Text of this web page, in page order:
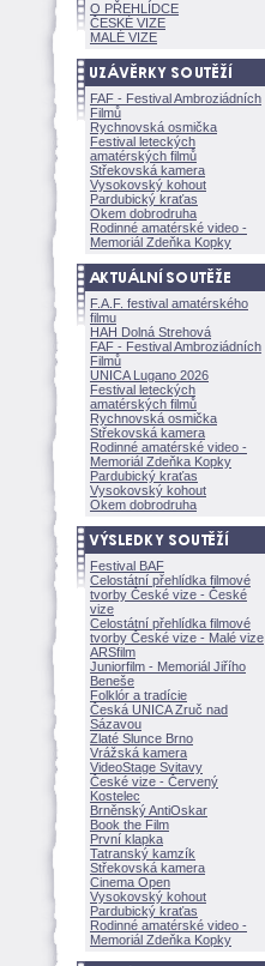
O PŘEHLÍDCE
ČESKÉ VIZE
MALÉ VIZE
FAF - Festival Ambroziádních
Filmů
Rychnovská osmička
Festival leteckých
amatérských filmů
Střekovská kamera
Vysokovský kohout
Pardubický kraťas
Okem dobrodruha
Rodinné amatérské video -
Memoriál Zdeňka Kopky
F.A.F. festival amatérského
filmu
HAH Dolná Strehov
FAF - Festival Ambroziádních
Filmů
UNICA Lugano 2026
Festival leteckých
amatérských filmů
Rychnovská osmička
Střekovská kamera
Rodinné amatérské video -
Memoriál Zdeňka Kopky
Pardubický kraťas
Vysokovský kohout
Okem dobrodruha
Festival BAF
Celostátní přehlídka filmové
tvorby České vize - České
vize
Celostátní přehlídka filmové
tvorby České vize - Malé vize
ARSfilm
Juniorfilm - Memoriál Jiřího
Beneše
Folklór a tradície
Česká UNICA Zruč nad
Sázavou
Zlaté Slunce Brno
Vrážská kamera
VideoStage Svitavy
České vize - Červený
Kostelec
Brněnský AntiOskar
Book the Film
První klapka
Tatranský kamzík
Střekovská kamera
Cinema Open
Vysokovský kohout
Pardubický kraťas
Rodinné amatérské video -
Memoriál Zdeňka Kopky